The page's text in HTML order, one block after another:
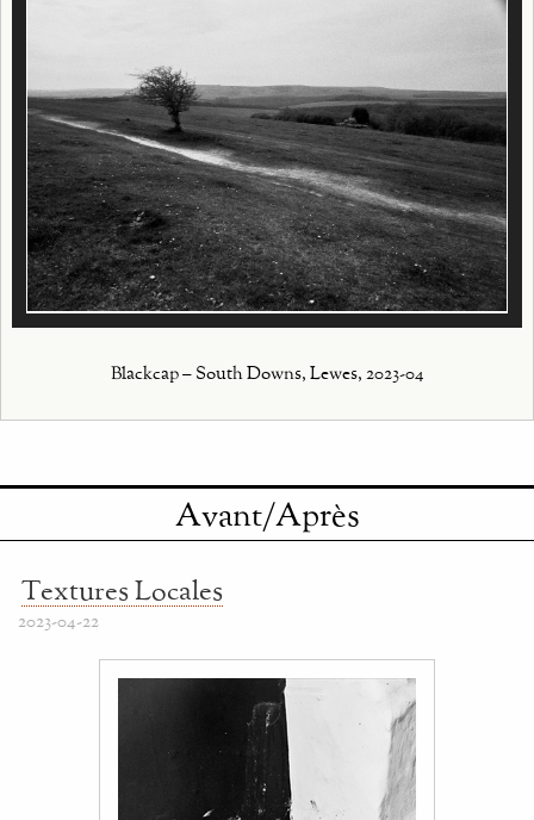
Blackcap – South Downs, Lewes, 2023-04
Avant/Après
Textures Locales
2023-04-22